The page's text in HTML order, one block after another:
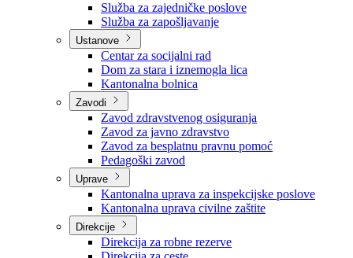
Službe
Služba za odnose s javnošću
Služba za zajedničke poslove
Služba za zapošljavanje
Ustanove
Centar za socijalni rad
Dom za stara i iznemogla lica
Kantonalna bolnica
Zavodi
Zavod zdravstvenog osiguranja
Zavod za javno zdravstvo
Zavod za besplatnu pravnu pomoć
Pedagoški zavod
Uprave
Kantonalna uprava za inspekcijske poslove
Kantonalna uprava civilne zaštite